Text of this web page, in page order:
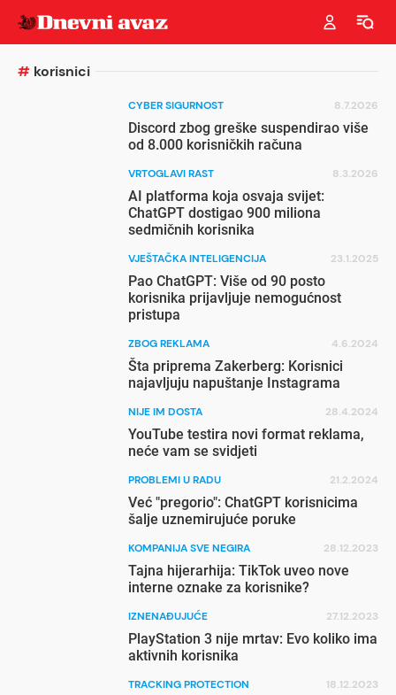
# korisnici
CYBER SIGURNOST 8.7.2026
Discord zbog greške suspendirao više
od 8.000 korisničkih računa
VRTOGLAVI RAST 8.3.2026
AI platforma koja osvaja svijet:
ChatGPT dostigao 900 miliona
sedmičnih korisnika
VJEŠTAČKA INTELIGENCIJA 23.1.2025
Pao ChatGPT: Više od 90 posto
korisnika prijavljuje nemogućnost
pristupa
ZBOG REKLAMA 4.6.2024
Šta priprema Zakerberg: Korisnici
najavljuju napuštanje Instagrama
NIJE IM DOSTA 28.4.2024
YouTube testira novi format reklama,
neće vam se svidjeti
PROBLEMI U RADU 21.2.2024
Već "pregorio": ChatGPT korisnicima
šalje uznemirujuće poruke
KOMPANIJA SVE NEGIRA 28.12.2023
Tajna hijerarhija: TikTok uveo nove
interne oznake za korisnike?
IZNENAĐUJUĆE 27.12.2023
PlayStation 3 nije mrtav: Evo koliko ima
aktivnih korisnika
TRACKING PROTECTION 18.12.2023